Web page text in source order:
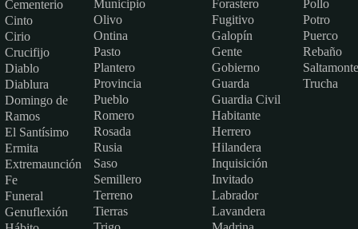
Cementerio
Cinto
Cirio
Crucifijo
Diablo
Diablura
Domingo de
Ramos
El Santísimo
Ermita
Extremaunción
Fe
Funeral
Genuflexión
Municipio
Olivo
Ontina
Pasto
Plantero
Provincia
Pueblo
Romero
Rosada
Rusia
Saso
Semillero
Terreno
Tierras
Forastero
Fugitivo
Galopín
Gente
Gobierno
Guarda
Guardia Civil
Habitante
Herrero
Hilandera
Inquisición
Invitado
Labrador
Lavandera
Pollo
Potro
Puerco
Rebaño
Trucha